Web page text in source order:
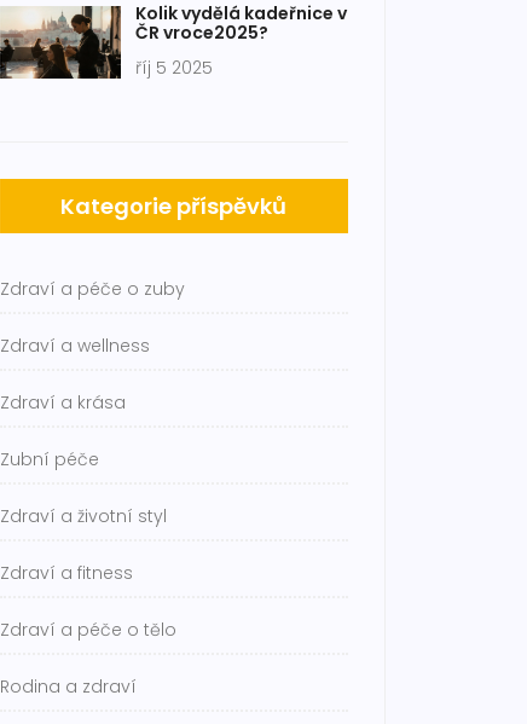
Kolik vydělá kadeřnice v
ČR vroce2025?
říj 5 2025
Kategorie příspěvků
Zdraví a péče o zuby
Zdraví a wellness
Zdraví a krása
Zubní péče
Zdraví a životní styl
Zdraví a fitness
Zdraví a péče o tělo
Rodina a zdraví